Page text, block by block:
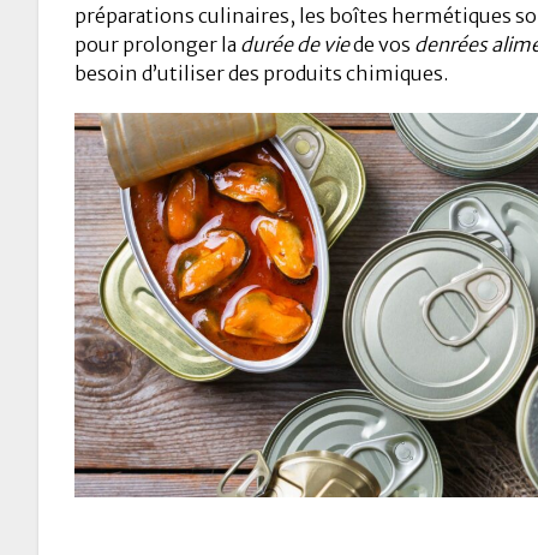
préparations culinaires, les boîtes hermétiques
pour prolonger la durée de viede vos denrées
besoin d’utiliser des produits chimiques.